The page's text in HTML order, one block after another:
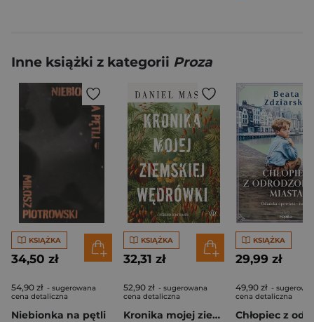
Inne książki z kategorii Proza
KSIĄŻKA
34,50 zł
54,90 zł - sugerowana
cena detaliczna
Niebionka na pętli
KSIĄŻKA
32,31 zł
52,90 zł - sugerowana
cena detaliczna
Kronika mojej ziemskiej wędrówki
KSIĄŻKA
29,99 zł
49,90 zł -
cena detaliczna